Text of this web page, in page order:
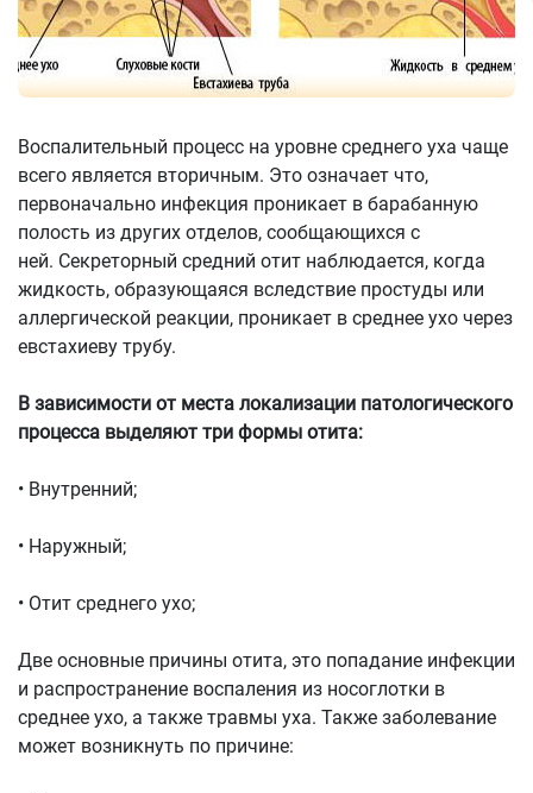
Воспалительный процесс на уровне среднего уха чаще
всего является вторичным. Это означает что,
первоначально инфекция проникает в барабанную
полость из других отделов, сообщающихся с
ней. Секреторный средний отит наблюдается, когда
жидкость, образующаяся вследствие простуды или
аллергической реакции, проникает в среднее ухо через
евстахиеву трубу.
В зависимости от места локализации патологического
процесса выделяют три формы отита:
• Внутренний;
• Наружный;
• Отит среднего ухо;
Две основные причины отита, это попадание инфекции
и распространение воспаления из носоглотки в
среднее ухо, а также травмы уха. Также заболевание
может возникнуть по причине: